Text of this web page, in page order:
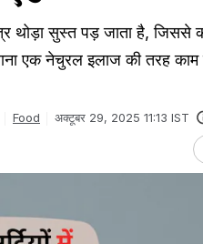
थोड़ा सुस्त पड़ जाता है,
एक नेचुरल इलाज की तरह
Food अक्टूबर 29, 2025 11:13 IST